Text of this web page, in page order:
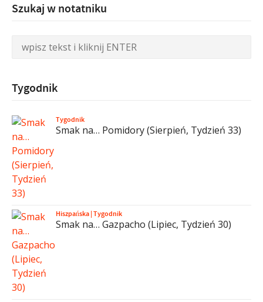
Szukaj w notatniku
Tygodnik
Tygodnik
Smak na… Pomidory (Sierpień, Tydzień 33)
Hiszpańska|Tygodnik
Smak na… Gazpacho (Lipiec, Tydzień 30)